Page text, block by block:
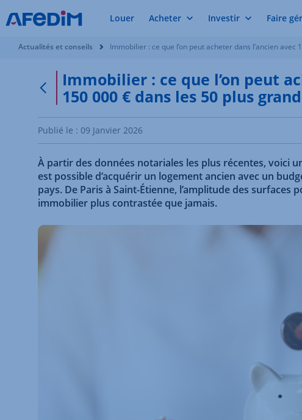
Louer Acheter Investir Faire
Vous êtes ici:
Actualités et conseils Immobilier : ce que l’on peut acheter dans l’ancien
Retour à la page précédente
Immobilier : ce que l’on peut
150 000 € dans les 50 plus
Publié le : 09 Janvier 2026
À partir des données notariales les plus récentes, voici
est possible d’acquérir un logement ancien avec un
pays. De Paris à Saint-Étienne, l’amplitude des
immobilier plus contrastée que jamais.